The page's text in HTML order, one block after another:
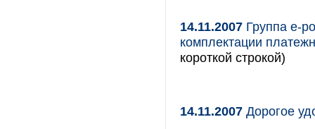
14.11.2007 Группа e-
комплектации
короткой строкой)
14.11.2007 Дорогое